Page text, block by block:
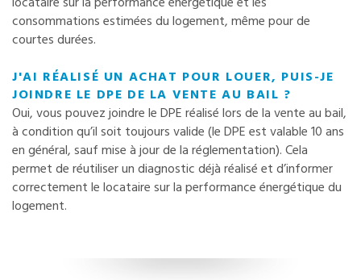
consommations estimées du logement, même pour de
courtes durées.
J'AI RÉALISÉ UN ACHAT POUR LOUER, PUIS-JE
JOINDRE LE DPE DE LA VENTE AU BAIL ?
Oui, vous pouvez joindre le DPE réalisé lors de la vente au bail,
à condition qu’il soit toujours valide (le DPE est valable 10 ans
en général, sauf mise à jour de la réglementation). Cela
permet de réutiliser un diagnostic déjà réalisé et d’informer
correctement le locataire sur la performance énergétique du
logement.